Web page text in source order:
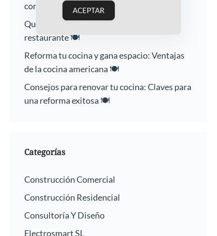
comodidad de tu hogar 🛁
Qué debes saber antes de reformar un
restaurante 🍽️
Reforma tu cocina y gana espacio: Ventajas
de la cocina americana 🍽️
Consejos para renovar tu cocina: Claves para
una reforma exitosa 🍽️
Categorías
Construcción Comercial
Construcción Residencial
Consultoría Y Diseño
Electrosmart SL
ACEPTAR